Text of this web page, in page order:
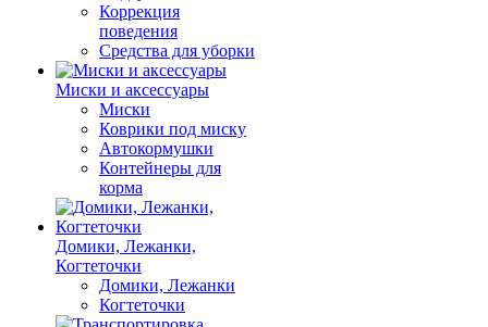
Коррекция
поведения
Средства для уборки
Миски и аксессуары
Миски
Коврики под миску
Автокормушки
Контейнеры для
корма
Домики, Лежанки,
Когтеточки
Домики, Лежанки
Когтеточки